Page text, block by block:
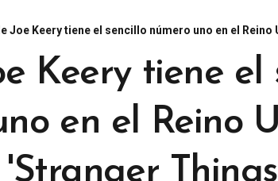
Joe Keery tiene el sencillo número uno en el Reino
Keery tiene el
en el Reino